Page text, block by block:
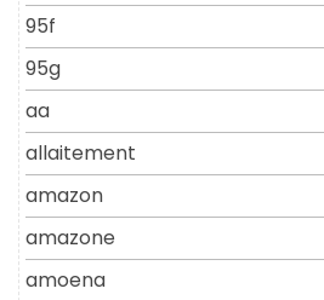
95f
95g
aa
allaitement
amazon
amazone
amoena